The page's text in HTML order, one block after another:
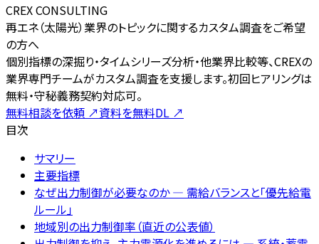
CREX CONSULTING
再エネ（太陽光）業界のトピックに関するカスタム調査をご希望
の方へ
個別指標の深掘り・タイムシリーズ分析・他業界比較等、CREXの
業界専門チームがカスタム調査を支援します。初回ヒアリングは
無料・守秘義務契約対応可。
無料相談を依頼 ↗資料を無料DL ↗
目次
サマリー
主要指標
なぜ出力制御が必要なのか — 需給バランスと「優先給電
ルール」
地域別の出力制御率（直近の公表値）